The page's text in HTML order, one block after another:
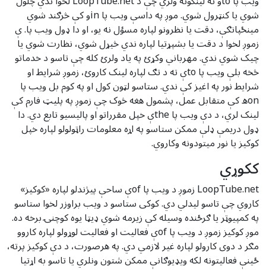
شوي یا کنټرول شوي. موږ په داسې ویب پا inو کې څرګند شوي
مینځپانګې، دقت یا نظرونو لپاره مسؤل نه یو، او دا ډول ویب پا. ې
زموږ لخوا د دقت یا بشپړتیا لپاره ندي څیړل شوي، نظارت شوي یا
چیک شوي ندي. مهرباني وکړئ په یاد ولرئ کله چې تاسو د خدماتو
څخه بلې ویب پا toې ته د تګ لپاره لینک کاروئ، زموږ شرایط او
شرایط نور په اغیز کې ندي. ستاسو لټون کول او په کوم بل ویب پا
onه کې متقابل عمل، پشمول هغه څوک چې زموږ په پلیټ فارم کې
لینک لري، د دې ویب پا theې خپل مقرراتو او پالیسیو تابع دي. دا
ډول دریمې ډلې ممکن ستاسو په اړه معلومات راټولولو لپاره خپل
کوکیز یا نور میتودونه وکاروي.
ککوړي
LoopTube.net زموږ د ویب پا ofې ساحې پیژندلو لپاره «کوکیز»
کاروي چې تاسو لیدلي دي. کوکی ستاسو د ویب براوزر لخوا ستاسو
په کمپیوټر یا ګرځنده وسیله کې زیرمه شوي ډیټا یوه کوچنۍ برخه ده.
موږ کوکیز زموږ د ویب پا ofې فعالیت او فعالیت لوړولو لپاره کاروو
مګر د دوی کارولو لپاره غیر لازمي دي. په هرصورت، د دې کوکیز پرته،
ځینې فعالیتونه لکه ویډیوګانې ممکن شتون ونلري یا تاسو به اړتیا